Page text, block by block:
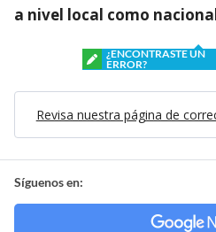
a nivel local como
¿ENCONTRASTE UN
ERROR?
Revisa nuestra página de
Síguenos en: